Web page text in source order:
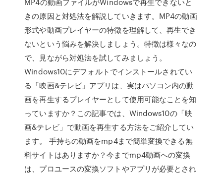
きの原因と対処法を解説していきます。MP4の動画
形式や動画プレイヤーの特徴を理解して、再生でき
ないという悩みを解決しましょう。特徴は様々なの
で、見ながら対処法を試してみましょう。
Windows10にデフォルトでインストールされてい
る「映画&テレビ」アプリは、実はパソコン内の動
画を再生するプレイヤーとして使用可能なことを知
っていますか？この記事では、Windows10の「映
画&テレビ」で動画を再生する方法をご紹介してい
ます。 手持ちの動画をmp4まで簡単変換できる無
料サイトはありますか？今までmp4動画への変換
は、プロユースの変換ソフトやアプリが必要とされ